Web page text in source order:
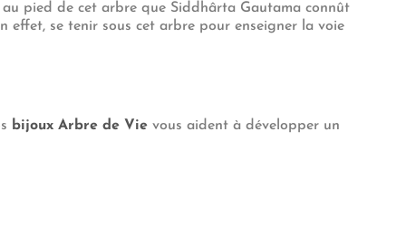
au pied de cet arbre que Siddhârta Gautama connût
effet, se tenir sous cet arbre pour enseigner la voie
bijoux Arbre de Vievous aident à développer un